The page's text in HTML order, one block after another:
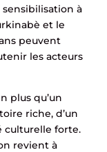
à
et le
peuvent
les acteurs
plus qu’un
riche, d’un
culturelle forte.
revient à